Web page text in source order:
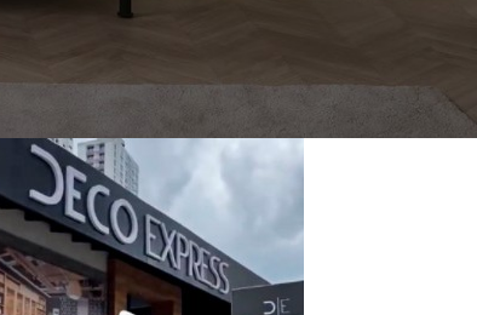
Toca debajo para ver el Video